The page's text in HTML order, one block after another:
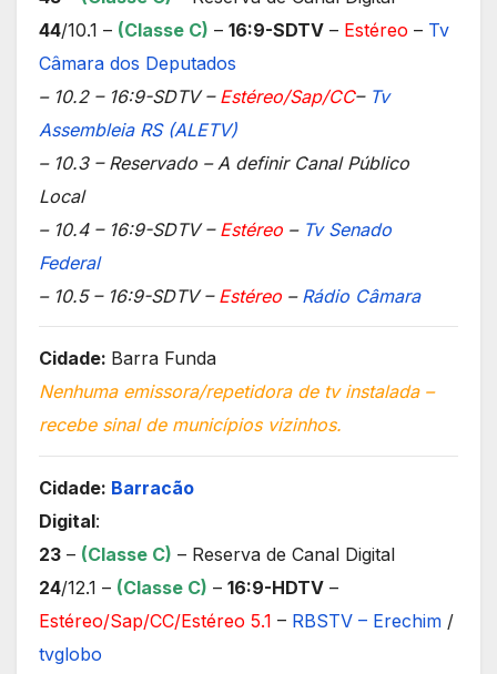
44/10.1 – (Classe C) – 16:9-SDTV – Estéreo – Tv
Câmara dos Deputados
– 10.2 – 16:9-SDTV – Estéreo/Sap/CC– Tv
Assembleia RS (ALETV)
– 10.3 – Reservado – A definir Canal Público
Local
– 10.4 – 16:9-SDTV – Estéreo – Tv Senado
Federal
– 10.5 – 16:9-SDTV – Estéreo – Rádio Câmara
Cidade: Barra Funda
Nenhuma emissora/repetidora de tv instalada –
recebe sinal de municípios vizinhos.
Cidade: Barracão
Digital:
23 – (Classe C) – Reserva de Canal Digital
24/12.1 – (Classe C) – 16:9-HDTV –
Estéreo/Sap/CC/Estéreo 5.1 – RBSTV – Erechim /
tvglobo